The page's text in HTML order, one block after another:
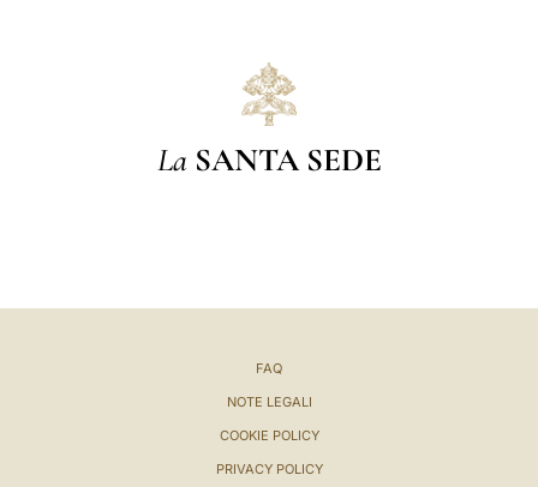
La SANTA SEDE
FAQ
NOTE LEGALI
COOKIE POLICY
PRIVACY POLICY